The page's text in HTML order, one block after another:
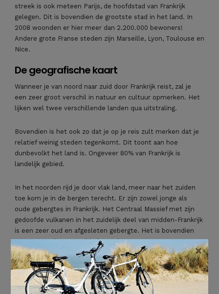
streek is ook meteen Parijs, de hoofdstad van Frankrijk
gelegen. Dit is bovendien de grootste stad in het land. In
2008 woonden er hier meer dan 2.200.000 bewoners!
Andere grote Franse steden zijn Marseille, Lyon, Toulouse en
Nice.
De geografische kaart
Wanneer je van noord naar zuid door Frankrijk reist, zal je
een zeer groot verschil in natuur en cultuur opmerken. Het
lijken wel twee verschillende landen qua uitstraling.
Bovendien is het ook zo dat je op je reis zult merken dat je
relatief weinig steden tegenkomt. Dit toont aan hoe
dunbevolkt het land is. Ongeveer 80% van Frankrijk is
landelijk gebied.
In het noorden rijd je door vlak land, meer naar het zuiden
toe kom je in de bergen terecht. Er zijn zowel jonge als
oude gebergtes in Frankrijk. Het Centraal Massief met zijn
gedoofde vulkanen in het zuidelijk deel van midden-Frankrijk
is een zeer oud en afgesleten gebergte. Het is bovendien
een erg mooi natuurgebied. De Alpen, Jura en Pyreneeën
zijn de jonge gebergtes van het land. Ook hier is de natuur
prachtig.
Wanneer je niet van bergen houdt, is de kust misschien wel
×